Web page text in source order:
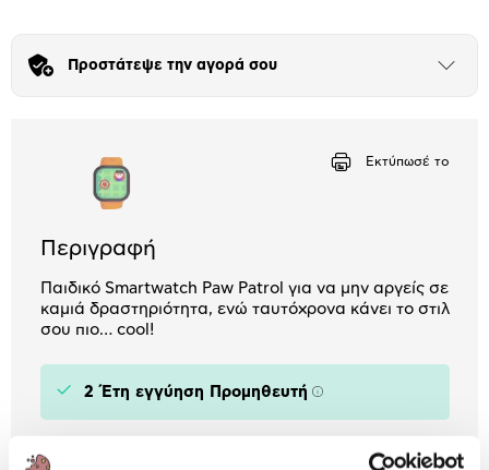
Προστάτεψε την αγορά σου
Άνοιξε
Εκτύπωσέ το
Περιγραφή
Παιδικό Smartwatch Paw Patrol για να μην αργείς σε
καμιά δραστηριότητα, ενώ ταυτόχρονα κάνει το στιλ
σου πιο… cool!
2 Έτη εγγύηση Προμηθευτή Πληροφορίες
Χαρακτηριστικά